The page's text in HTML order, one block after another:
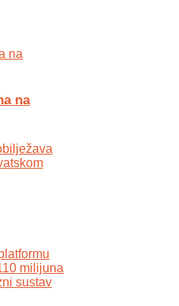
na